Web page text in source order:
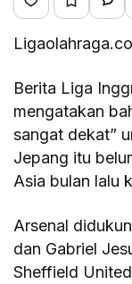
Berita Liga
mengatakan
sangat dekat”
Jepang itu
Asia bulan lalu
Arsenal
dan Gabriel
Sheffield